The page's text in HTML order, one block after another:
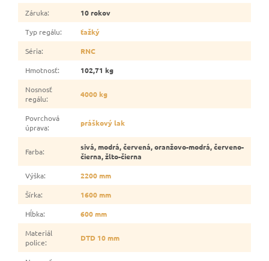
Záruka:
10 rokov
Typ regálu:
ťažký
Séria:
RNC
Hmotnosť:
102,71 kg
Nosnosť
regálu: 4000 kg
Povrchová
úprava: práškový lak
Farba:
sivá, modrá, červená, oranžovo-modrá, červeno-
čierna, žlto-čierna
Výška:
2200 mm
Šírka:
1600 mm
Hĺbka:
600 mm
Materiál
police: DTD 10 mm